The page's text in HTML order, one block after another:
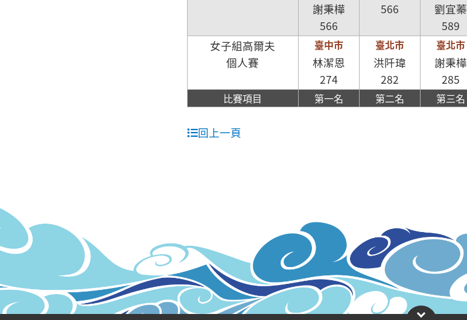
謝秉樺
566
566
劉宜蓁
589
女子組高爾夫
個人賽
臺中市
林潔恩
274
臺北市
洪阡瑋
282
臺北市
謝秉樺
285
比賽項目 第一名 第二名 第三名
回上一頁